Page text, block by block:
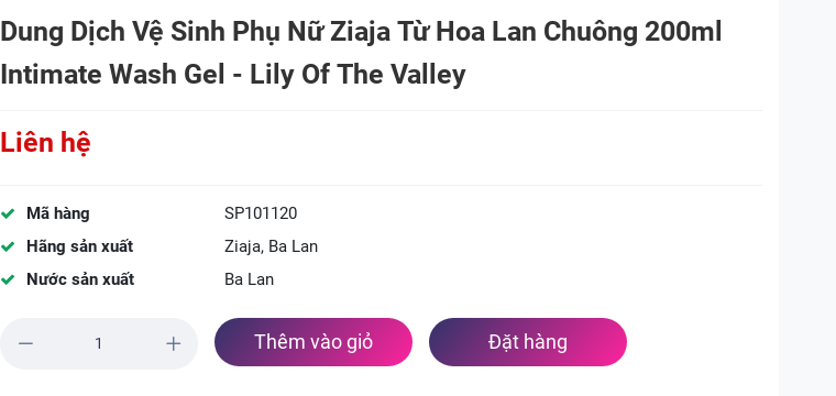
Dung Dịch Vệ Sinh Phụ Nữ Ziaja Từ Hoa Lan Chuông 200ml
Intimate Wash Gel - Lily Of The Valley
Liên hệ
Mã hàng
SP101120
Hãng sản xuất
Ziaja, Ba Lan
Nước sản xuất
Ba Lan
Thêm vào giỏ Đặt hàng